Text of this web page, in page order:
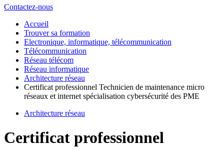
Contactez-nous
Accueil
Trouver sa formation
Electronique, informatique, télécommunication
Télécommunication
Réseau télécom
Réseau informatique
Architecture réseau
Certificat professionnel Technicien de maintenance micro
réseaux et internet spécialisation cybersécurité des PME
Architecture réseau
Certificat professionnel